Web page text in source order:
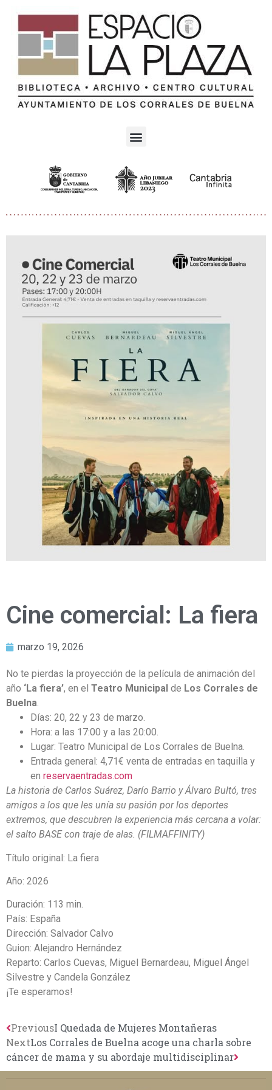
Cine comercial: La fiera
marzo 19, 2026
No te pierdas la proyección de la película de animación del
año ‘La fiera’, en el Teatro Municipal de Los Corrales de
Buelna.
Días: 20, 22 y 23 de marzo.
Hora: a las 17:00 y a las 20:00.
Lugar: Teatro Municipal de Los Corrales de Buelna.
Entrada general: 4,71€ venta de entradas en taquilla y
en reservaentradas.com
La historia de Carlos Suárez, Darío Barrio y Álvaro Bultó, tres
amigos a los que les unía su pasión por los deportes
extremos, que descubren la experiencia más cercana a volar:
el salto BASE con traje de alas. (FILMAFFINITY)
Título original: La fiera
Año: 2026
Duración: 113 min.
País: España
Dirección: Salvador Calvo
Guion: Alejandro Hernández
Reparto: Carlos Cuevas, Miguel Bernardeau, Miguel Ángel
Silvestre y Candela González
¡Te esperamos!
PreviousI Quedada de Mujeres Montañeras
NextLos Corrales de Buelna acoge una charla sobre
cáncer de mama y su abordaje multidisciplinar